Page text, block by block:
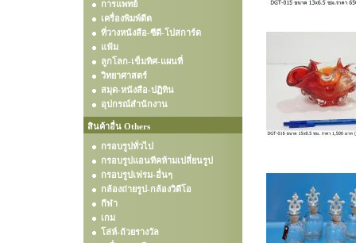
การแพทย์
เครื่องพิมพ์ดีด
ที่วางหนังสือ-ซีดี-โปสการ์ด
แฟ้ม
ลูกโลก-เข็มทิศ-แผนที่
วิทยาศาสตร์
สมุด-หนังสือ-ปฏิทิน
อุปกรณ์สำนักงาน
สินค้าอื่น Others
กรอบรูปทั่วไป
กรอบรูปแอนทีคห้ามเปลี่ยนรูป
กรอบรูปเฟรม-อื่นๆ
กล้องถ่ายรูป-กล้องวิดีโอ
กีฬา
เกม
โล่ห์-ถ้วยรางวัล